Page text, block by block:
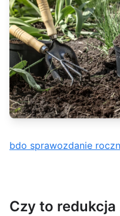
bdo sprawozdanie
Czy to